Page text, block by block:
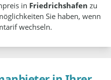
in Friedrichshafen zu
Sie haben, wenn
wechseln.